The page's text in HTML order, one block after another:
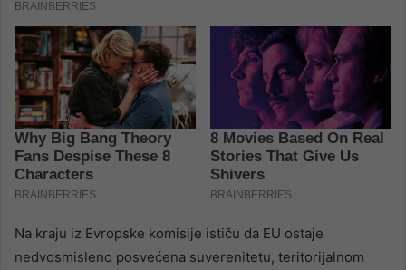
Na kraju iz Evropske komisije ističu da EU ostaje
nedvosmisleno posvećena suverenitetu, teritorijalnom